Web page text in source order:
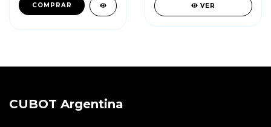
COMPRAR VER
CUBOT Argentina